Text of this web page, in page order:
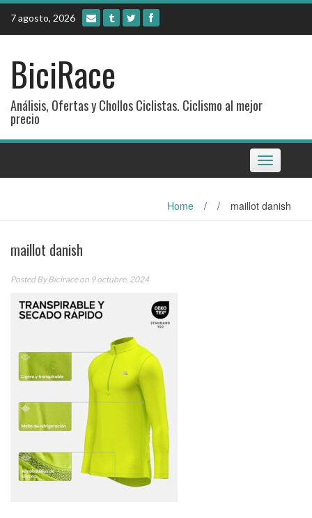
Skip
content
7 agosto, 2026
BiciRace
Análisis, Ofertas y Chollos Ciclistas. Ciclismo al mejor
precio
Toggle
navigation
Home / / maillot danish
maillot danish
Posted ByBiciraceon 9 octubre, 2024